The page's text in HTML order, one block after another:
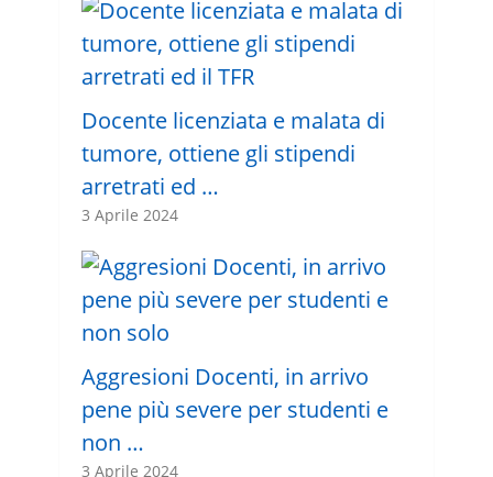
Docente licenziata e malata di
tumore, ottiene gli stipendi
arretrati ed …
3 Aprile 2024
Aggresioni Docenti, in arrivo
pene più severe per studenti e
non …
3 Aprile 2024